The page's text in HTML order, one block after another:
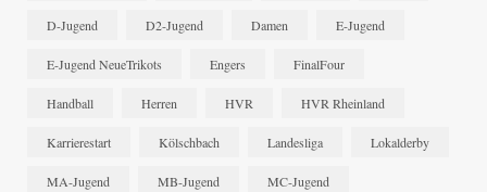
D-Jugend D2-Jugend Damen E-Jugend
E-Jugend NeueTrikots Engers FinalFour
Handball Herren HVR HVR Rheinland
Karrierestart Kölschbach Landesliga Lokalderby
MA-Jugend MB-Jugend MC-Jugend